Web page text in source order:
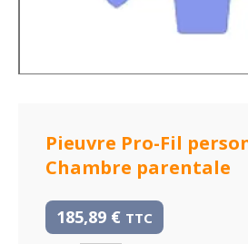
Pieuvre Pro-Fil
Chambre parentale
185,89 € TTC